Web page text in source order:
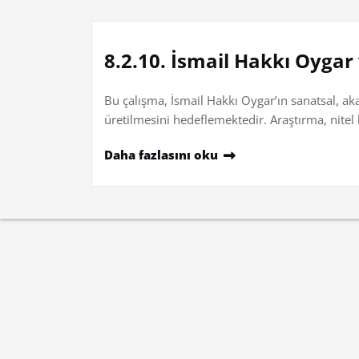
8.2.10. İsmail Hakkı
Bu çalışma, İsmail Hakkı Oygar’ın
üretilmesini hedeflemektedir. Araştırma, nitel
Daha fazlasını oku